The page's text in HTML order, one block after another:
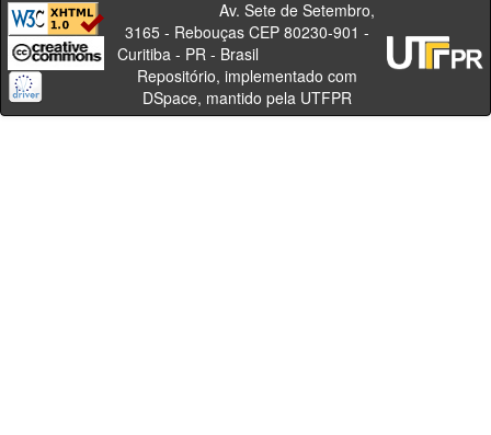
Av. Sete de Setembro,
3165 - Rebouças CEP 80230-901 -
Curitiba - PR - Brasil
Repositório, implementado com
DSpace, mantido pela UTFPR